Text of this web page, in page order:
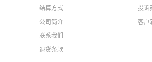
结算方式
公司简介
联系我们
退货条款
投诉
客户